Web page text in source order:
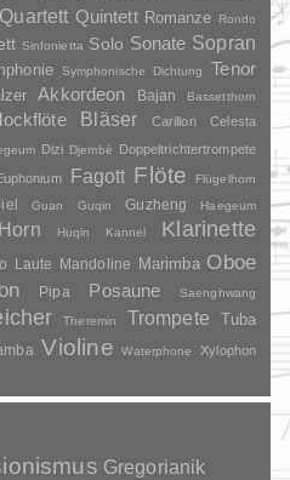
Quartett Quintett Romanze Rondo
Sinfonietta Solo Sonate Sopran
Symphonische Dichtung Tenor
Akkordeon Bajan Bassetthorn
Bläser Carillon Celesta
Dizi Djembé Doppeltrichtertrompete
Fagott Flöte
Flügelhorn
Guan Guqin Guzheng
Haegeum
Horn Huqin Kannel Klarinette
Laute Mandoline Marimba Oboe
Pipa Posaune Saenghwang
Theremin Trompete
Tuba
Violine Waterphone
Xylophon
Gregorianik